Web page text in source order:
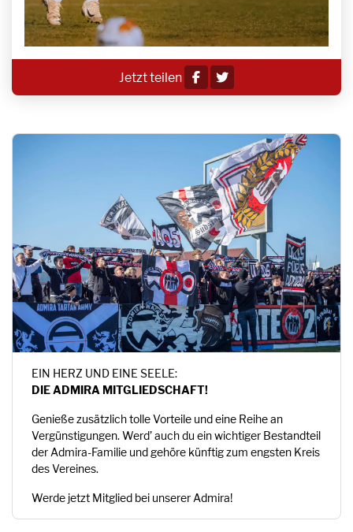
Jetzt teilen
EIN HERZ UND EINE SEELE:
DIE ADMIRA MITGLIEDSCHAFT!
Genieße zusätzlich tolle Vorteile und eine Reihe an
Vergünstigungen. Werd’ auch du ein wichtiger Bestandteil
der Admira-Familie und gehöre künftig zum engsten Kreis
des Vereines.
Werde jetzt Mitglied bei unserer Admira!